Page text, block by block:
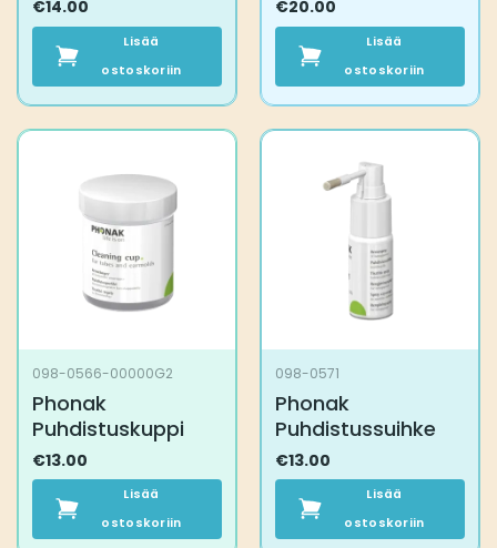
€14.00
Lisää
ostoskoriin
€20.00
Lisää
ostoskoriin
098-0566-00000G2
Phonak
Puhdistuskuppi
€13.00
Lisää
ostoskoriin
098-0571
Phonak
Puhdistussuihke
€13.00
Lisää
ostoskoriin